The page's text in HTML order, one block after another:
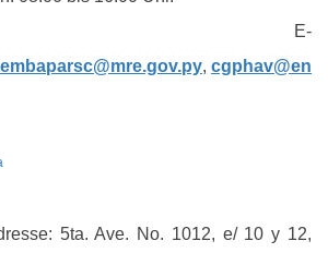
, cgphav@en
5ta. Ave. No. 1012, e/ 10 y 12,